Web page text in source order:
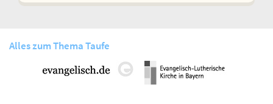
Alles zum Thema Taufe